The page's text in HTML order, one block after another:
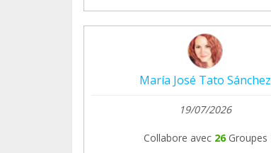
María José Tato Sánchez
19/07/2026
Collabore avec 26 Groupes